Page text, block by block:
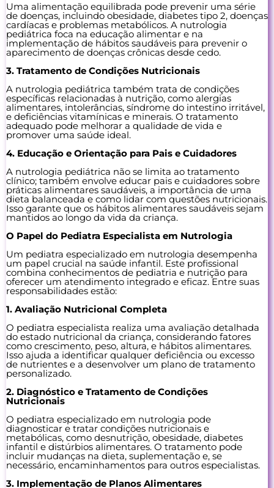
Uma alimentação equilibrada pode prevenir uma série
de doenças, incluindo obesidade, diabetes tipo 2, doenças
cardíacas e problemas metabólicos. A nutrologia
pediátrica foca na educação alimentar e na
implementação de hábitos saudáveis para prevenir o
aparecimento de doenças crônicas desde cedo.
3. Tratamento de Condições Nutricionais
A nutrologia pediátrica também trata de condições
específicas relacionadas à nutrição, como alergias
alimentares, intolerâncias, síndrome do intestino irritável,
e deficiências vitamínicas e minerais. O tratamento
adequado pode melhorar a qualidade de vida e
promover uma saúde ideal.
4. Educação e Orientação para Pais e Cuidadores
A nutrologia pediátrica não se limita ao tratamento
clínico; também envolve educar pais e cuidadores sobre
práticas alimentares saudáveis, a importância de uma
dieta balanceada e como lidar com questões nutricionais.
Isso garante que os hábitos alimentares saudáveis sejam
mantidos ao longo da vida da criança.
O Papel do Pediatra Especialista em Nutrologia
Um pediatra especializado em nutrologia desempenha
um papel crucial na saúde infantil. Este profissional
combina conhecimentos de pediatria e nutrição para
oferecer um atendimento integrado e eficaz. Entre suas
responsabilidades estão:
1. Avaliação Nutricional Completa
O pediatra especialista realiza uma avaliação detalhada
do estado nutricional da criança, considerando fatores
como crescimento, peso, altura, e hábitos alimentares.
Isso ajuda a identificar qualquer deficiência ou excesso
de nutrientes e a desenvolver um plano de tratamento
personalizado.
2. Diagnóstico e Tratamento de Condições
Nutricionais
O pediatra especializado em nutrologia pode
diagnosticar e tratar condições nutricionais e
metabólicas, como desnutrição, obesidade, diabetes
infantil e distúrbios alimentares. O tratamento pode
incluir mudanças na dieta, suplementação e, se
necessário, encaminhamentos para outros especialistas.
3. Implementação de Planos Alimentares